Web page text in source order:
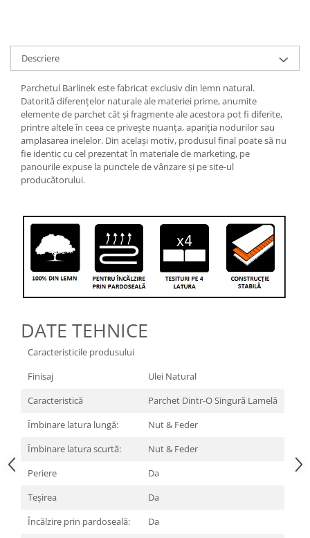
AURA
Cazi cu hidromasaj
Cazi simple
Căzi de baie MONOBLOC
Iluminat baie
Mobilier baie
Mobilier baie Karag
Lavoare baie
Rezervoare WC incastrate
Vas WC/Bideu
Oglinzi Baie
Ancadramente
Brau decorativ exterior
Solbanc
Profile Interior Allegria
Brau polimer rigid
Cornisa polimer rigid
Plinta polimer rigid
Descriere
Parchetul Barlinek este fabricat exclusiv din lemn natural.
Datorită diferenţelor naturale ale materiei prime, anumite
elemente de parchet cât şi fragmente ale acestora pot fi diferite,
printre altele în ceea ce priveşte nuanţa, apariţia nodurilor sau
amplasarea inelelor. Din acelaşi motiv, produsul final poate să nu
fie identic cu cel prezentat în materiale de marketing, pe
panourile expuse la punctele de vânzare şi pe site-ul
producătorului.
DATE TEHNICE
Caracteristicile produsului
Finisaj
Ulei Natural
Caracteristică
Parchet Dintr-O Singură Lamelă
Îmbinare latura lungă:
Nut & Feder
Îmbinare latura scurtă:
Nut & Feder
Periere
Da
Teşirea
Da
Încălzire prin pardoseală:
Da